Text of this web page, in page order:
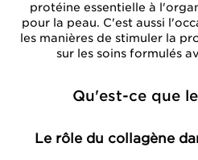
protéine essentielle à
pour la peau. C'est aussi
les manières de stimuler la
sur les soins formulés
Qu'est-ce que
Le rôle du collagène